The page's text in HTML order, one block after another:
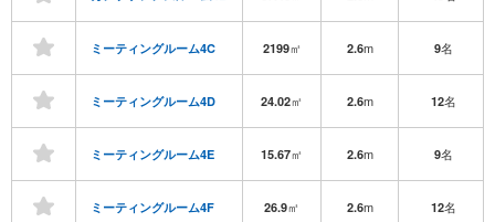
ミーティングルーム4C 2199㎡ 2.6m 9名
ミーティングルーム4D 24.02㎡ 2.6m 12名
ミーティングルーム4E 15.67㎡ 2.6m 9名
ミーティングルーム4F 26.9㎡ 2.6m 12名